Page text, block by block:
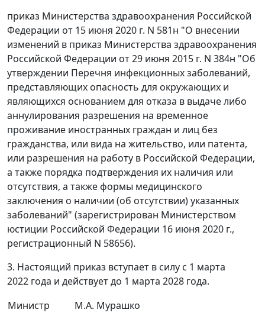
приказ Министерства здравоохранения Российской
Федерации от 15 июня 2020 г. N 581н "О внесении
изменений в приказ Министерства здравоохранения
Российской Федерации от 29 июня 2015 г. N 384н "Об
утверждении Перечня инфекционных заболеваний,
представляющих опасность для окружающих и
являющихся основанием для отказа в выдаче либо
аннулирования разрешения на временное
проживание иностранных граждан и лиц без
гражданства, или вида на жительство, или патента,
или разрешения на работу в Российской Федерации,
а также порядка подтверждения их наличия или
отсутствия, а также формы медицинского
заключения о наличии (об отсутствии) указанных
заболеваний" (зарегистрирован Министерством
юстиции Российской Федерации 16 июня 2020 г.,
регистрационный N 58656).
3. Настоящий приказ вступает в силу с 1 марта
2022 года и действует до 1 марта 2028 года.
Министр
М.А. Мурашко